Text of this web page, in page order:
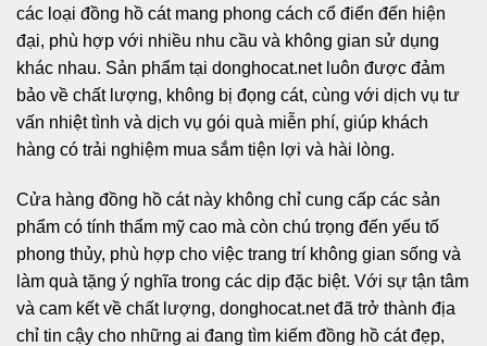
các loại đồng hồ cát mang phong cách cổ điển đến hiện
đại, phù hợp với nhiều nhu cầu và không gian sử dụng
khác nhau. Sản phẩm tại donghocat.net luôn được đảm
bảo về chất lượng, không bị đọng cát, cùng với dịch vụ tư
vấn nhiệt tình và dịch vụ gói quà miễn phí, giúp khách
hàng có trải nghiệm mua sắm tiện lợi và hài lòng.
Cửa hàng đồng hồ cát này không chỉ cung cấp các sản
phẩm có tính thẩm mỹ cao mà còn chú trọng đến yếu tố
phong thủy, phù hợp cho việc trang trí không gian sống và
làm quà tặng ý nghĩa trong các dịp đặc biệt. Với sự tận tâm
và cam kết về chất lượng, donghocat.net đã trở thành địa
chỉ tin cậy cho những ai đang tìm kiếm đồng hồ cát đẹp,